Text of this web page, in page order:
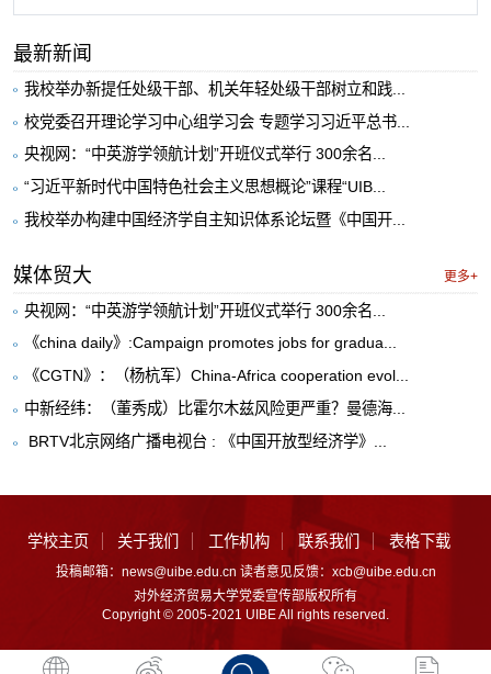
最新新闻
我校举办新提任处级干部、机关年轻处级干部树立和践...
校党委召开理论学习中心组学习会 专题学习习近平总书...
央视网：“中英游学领航计划”开班仪式举行 300余名...
“习近平新时代中国特色社会主义思想概论”课程“UIB...
我校举办构建中国经济学自主知识体系论坛暨《中国开...
媒体贸大 更多+
央视网：“中英游学领航计划”开班仪式举行 300余名...
《china daily》:Campaign promotes jobs for gradua...
《CGTN》：（杨杭军）China-Africa cooperation evol...
中新经纬：（董秀成）比霍尔木兹风险更严重？曼德海...
​ BRTV北京网络广播电视台 : 《中国开放型经济学》...
学校主页 关于我们 工作机构 联系我们 表格下载
投稿邮箱：news@uibe.edu.cn 读者意见反馈：xcb@uibe.edu.cn
对外经济贸易大学党委宣传部版权所有
Copyright © 2005-2021 UIBE All rights reserved.